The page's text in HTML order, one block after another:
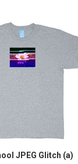
JPEG Glitch (a)